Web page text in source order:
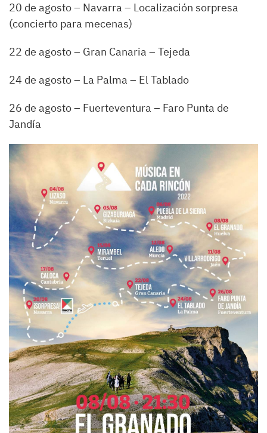
20 de agosto – Navarra – Localización sorpresa
(concierto para mecenas)
22 de agosto – Gran Canaria – Tejeda
24 de agosto – La Palma – El Tablado
26 de agosto – Fuerteventura – Faro Punta de
Jandía